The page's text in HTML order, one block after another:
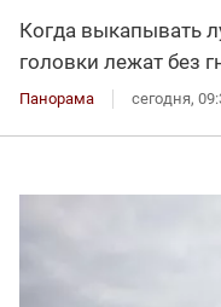
Когда выкапывать
головки лежат без
Панорама сегодня,